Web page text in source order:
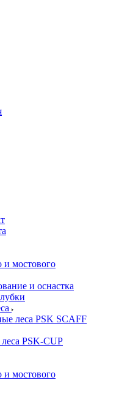
и мостового
и оснастка
леса PSK SCAFF
PSK-CUP
и мостового